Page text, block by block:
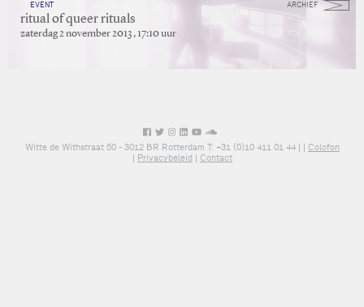
ARCHIEF
EVENT
ritual of queer rituals
zaterdag 2 november 2013 , 17:10 uur
Witte de Withstraat 50 - 3012 BR Rotterdam T: +31 (0)10 411 01 44 | | Colofon
| Privacybeleid| Contact